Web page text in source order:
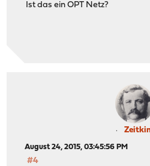
Ist das ein OPT Netz?
August 24, 2015, 03:45:56 PM
#4